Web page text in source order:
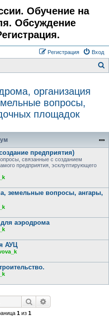
Обучение на
Обсуждение
Вход
Регистрация
организация
вопросы,
площадок
предприятия)
связанные с созданием
предприятия, эсклуптирующего
земельные вопросы, ангары,
аэродрома
АУЦ
Поиск
1из 1